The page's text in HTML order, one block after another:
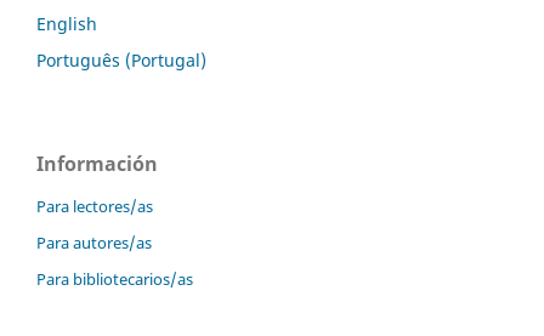
English
Português (Portugal)
Información
Para lectores/as
Para autores/as
Para bibliotecarios/as